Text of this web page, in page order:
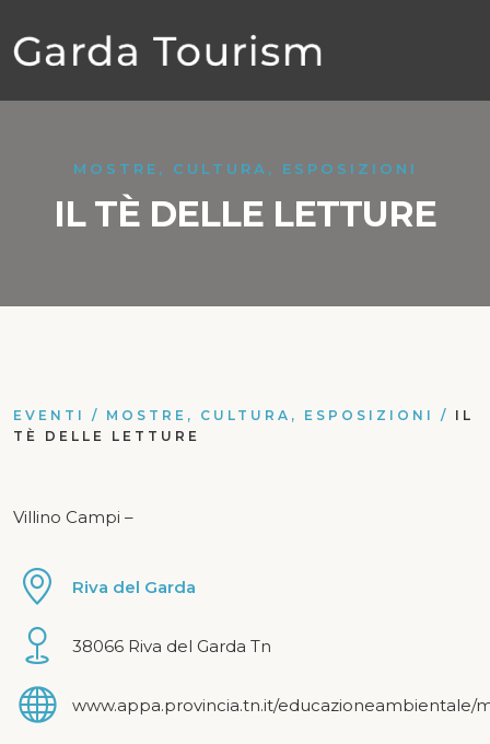
MOSTRE, CULTURA, ESPOSIZIONI
IL TÈ DELLE LETTURE
EVENTI / MOSTRE, CULTURA, ESPOSIZIONI / IL
TÈ DELLE LETTURE
Villino Campi –
Riva del Garda
38066 Riva del Garda Tn
www.appa.provincia.tn.it/educazioneambientale/